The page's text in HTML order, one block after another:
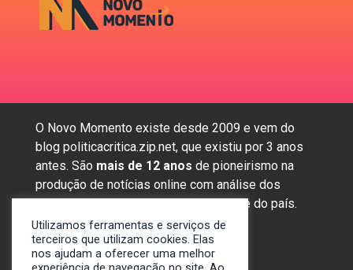
O Novo Momento existe desde 2009 e vem do
blog politicacritica.zip.net, que existiu por 3 anos
antes. São mais de 12 anos de pioneirismo na
produção de notícias online com análise dos
assuntos mais importantes da região e do país.
Sobre nós
Utilizamos ferramentas e serviços de
terceiros que utilizam cookies. Elas
nos ajudam a oferecer uma melhor